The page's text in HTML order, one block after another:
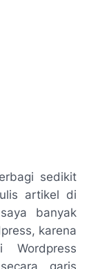
sedikit
artikel di
banyak
karena
garis